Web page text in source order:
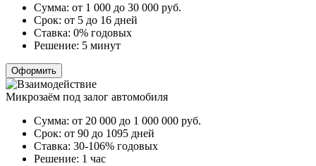
Сумма: от 1 000 до 30 000 руб.
Срок: от 5 до 16 дней
Ставка: 0% годовых
Решение: 5 минут
Оформить
Микрозаём под залог автомобиля
Сумма: от 20 000 до 1 000 000 руб.
Срок: от 90 до 1095 дней
Ставка: 30-106% годовых
Решение: 1 час